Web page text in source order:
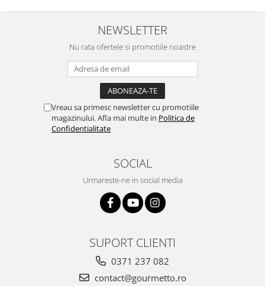
NEWSLETTER
Nu rata ofertele si promotiile noastre
Vreau sa primesc newsletter cu promotiile
magazinului. Afla mai multe in Politica de
Confidentialitate
SOCIAL
Urmareste-ne in social media
SUPORT CLIENTI
0371 237 082
contact@gourmetto.ro